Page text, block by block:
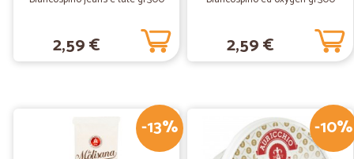
2,59 € 2,59 €
-13% -10%